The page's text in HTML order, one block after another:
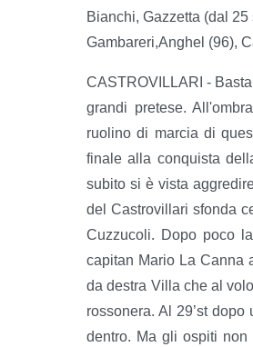
Bianchi, Gazzetta (dal
Gambareri,Anghel (96),
CASTROVILLARI -
grandi pretese.
ruolino di marcia di
finale alla conquista
subito si è vista
del Castrovillari sfonda
Cuzzucoli. Dopo poco
capitan Mario La Canna
da destra Villa che al
rossonera. Al 29’st
dentro. Ma gli ospiti